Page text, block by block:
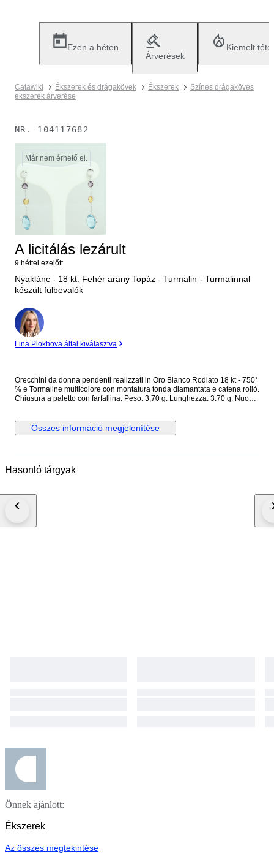
Ezen a héten
Árverések
Kiemelt
Catawiki Ékszerek és drágakövek Ékszerek
Színes drágaköves
ékszerek árverése
NR. 104117682
Már nem érhető el.
A licitálás lezárult
9 héttel ezelőtt
Nyaklánc - 18 kt. Fehér arany Topáz - Turmalin - Turmalinnal
készült fülbevalók
Szakértő
Lina Plokhova által kiválasztva
Orecchini da donna pendenti realizzati in Oro Bianco Rodiato 18 kt - 750°
% e Tormaline multicolore con montatura tonda diamantata e catena rollò.
Chiusura a paletto con farfallina. Peso: 3,70 g. Lunghezza: 3.70 g. Nuovo
Összes információ megjelenítése
Hasonló tárgyak
Önnek ajánlott:
Ékszerek
Az összes megtekintése